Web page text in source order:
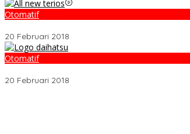
Otomatif
20 Februari 2018
Otomatif
20 Februari 2018